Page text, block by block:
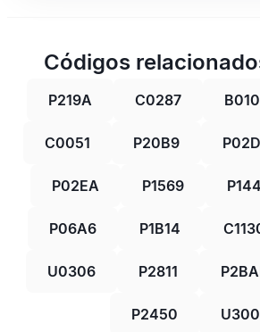
Códigos
P219A C0287
C0051 P20B9
P02EA P1569
P06A6 P1B14
U0306 P2811
P2450